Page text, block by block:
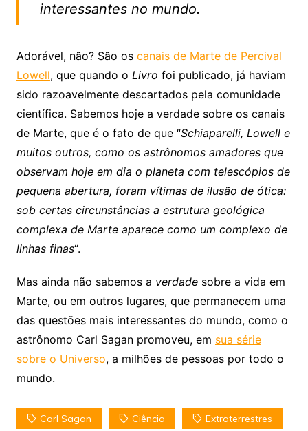
interessantes no mundo.
Adorável, não? São os canais de Marte de Percival
Lowell, que quando o Livro foi publicado, já haviam
sido razoavelmente descartados pela comunidade
científica. Sabemos hoje a verdade sobre os canais
de Marte, que é o fato de que “Schiaparelli, Lowell e
muitos outros, como os astrônomos amadores que
observam hoje em dia o planeta com telescópios de
pequena abertura, foram vítimas de ilusão de ótica:
sob certas circunstâncias a estrutura geológica
complexa de Marte aparece como um complexo de
linhas finas“.
Mas ainda não sabemos a verdadesobre a vida em
Marte, ou em outros lugares, que permanecem uma
das questões mais interessantes do mundo, como o
astrônomo Carl Sagan promoveu, em sua série
sobre o Universo, a milhões de pessoas por todo o
mundo.
Carl Sagan Ciência Extraterrestres